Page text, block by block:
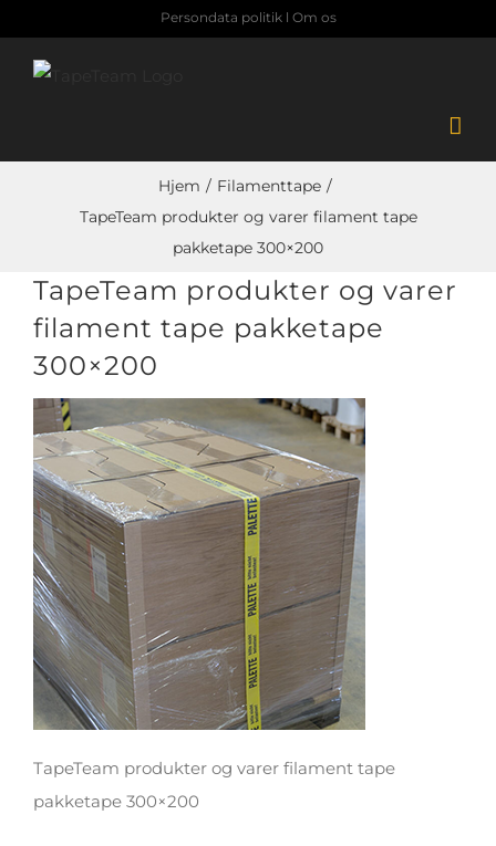
content
Persondata politikl Om os
Hjem
Filamenttape
TapeTeam produkter og varer filament tape
pakketape 300×200
TapeTeam produkter og varer
filament tape pakketape
300×200
TapeTeam produkter og varer filament tape
pakketape 300×200